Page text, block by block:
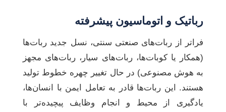
رباتیک و اتوماسیون پیشرفته
فراتر از ربات‌های صنعتی سنتی، نسل جدید ربات‌ها
(همکار یا کوبات‌ها، ربات‌های سیار، ربات‌های مجهز
به هوش مصنوعی) در حال تغییر چهره خطوط تولید
هستند. این ربات‌ها قادر به تعامل ایمن با انسان‌ها،
یادگیری از محیط و انجام وظایف پیچیده‌تر با